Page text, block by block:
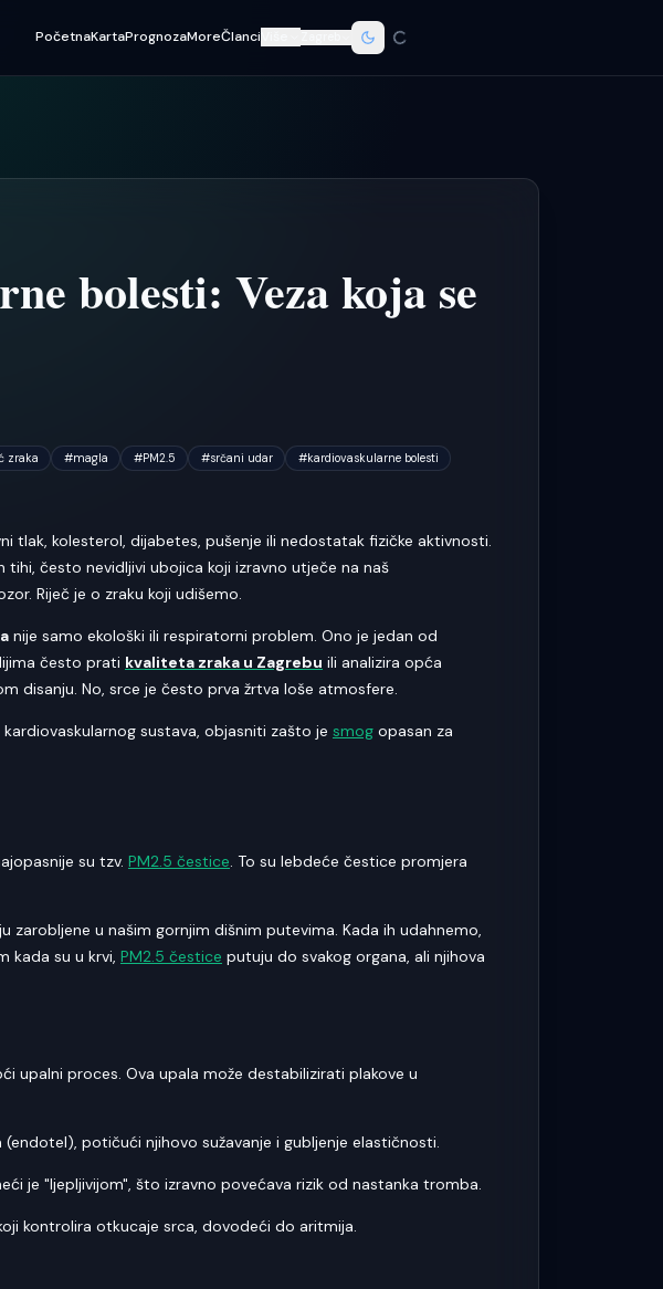
PočetnaKartaPrognozaMoreČlanci
bolesti: Veza koja se
zraka #magla #PM2.5 #srčani udar #kardiovaskularne bolesti
tlak, kolesterol, dijabetes, pušenje ili nedostatak fizičke aktivnosti.
često nevidljivi ubojica koji izravno utječe na naš
Riječ je o zraku koji udišemo.
nije samo ekološki ili respiratorni problem. Ono je jedan od
često prati kvaliteta zraka u Zagrebu ili analizira opća
disanju. No, srce je često prva žrtva loše atmosfere.
kardiovaskularnog sustava, objasniti zašto je smog opasan za
su tzv. PM2.5 čestice. To su lebdeće čestice promjera
u našim gornjim dišnim putevima. Kada ih udahnemo,
kada su u krvi, PM2.5 čestice putuju do svakog organa, ali njihova
upalni proces. Ova upala može destabilizirati plakove u
potičući njihovo sužavanje i gubljenje elastičnosti.
je "ljepljivijom", što izravno povećava rizik od nastanka tromba.
kontrolira otkucaje srca, dovodeći do aritmija.